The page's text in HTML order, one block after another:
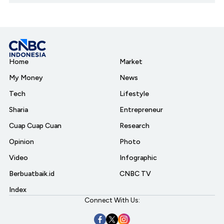
Home
My Money
Tech
Sharia
Cuap Cuap Cuan
Opinion
Video
Berbuatbaik.id
Index
Market
News
Lifestyle
Entrepreneur
Research
Photo
Infographic
CNBC TV
Connect With Us: